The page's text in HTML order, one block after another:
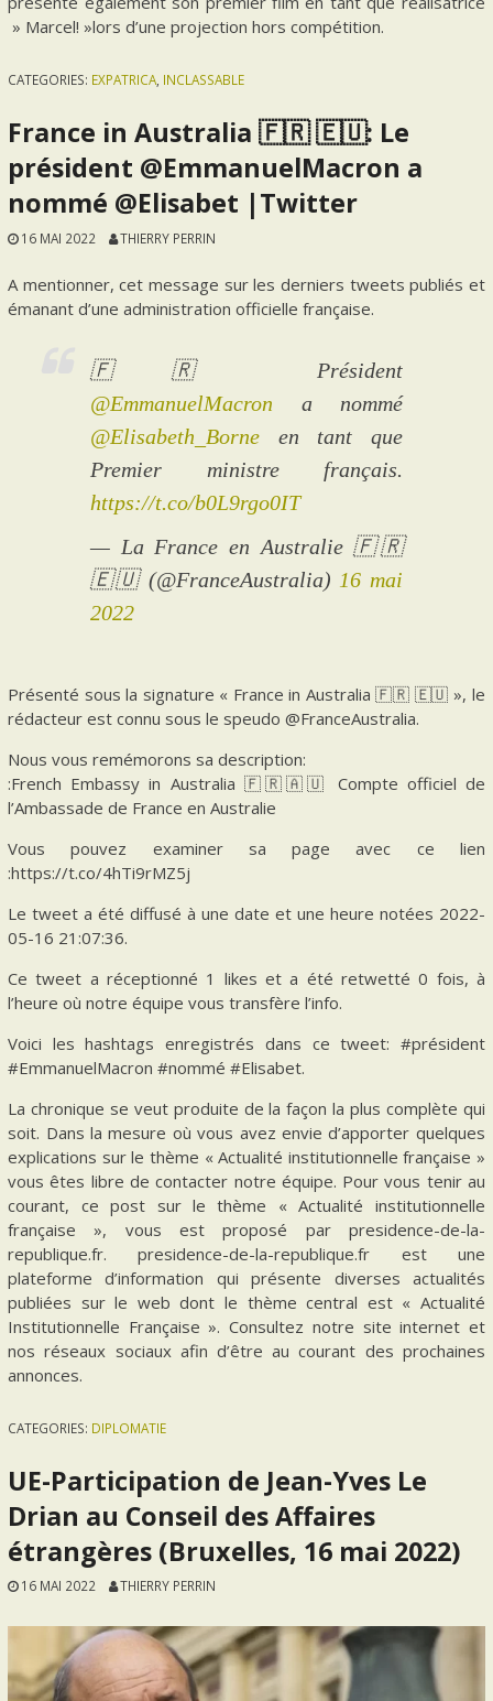
» Marcel! »lors d’une projection hors compétition.
CATEGORIES: EXPATRICA INCLASSABLE
France in Australia 🇫🇷 🇪🇺: Le
président @EmmanuelMacron a
nommé @Elisabet |Twitter
16 MAI 2022 THIERRY PERRIN
A mentionner, cet message sur les derniers tweets publiés et
émanant d’une administration officielle française.
🇫🇷 Président
@EmmanuelMacron a nommé
@Elisabeth_Borne en tant que
Premier ministre français.
https://t.co/b0L9rgo0IT
— La France en Australie 🇫🇷
🇪🇺 (@FranceAustralia) 16 mai
2022
Présenté sous la signature « France in Australia 🇫🇷 🇪🇺 », le
rédacteur est connu sous le speudo @FranceAustralia.
Nous vous remémorons sa description:
:French Embassy in Australia 🇫🇷🇦🇺 Compte officiel de
l’Ambassade de France en Australie
Vous pouvez examiner sa page avec ce lien
:https://t.co/4hTi9rMZ5j
Le tweet a été diffusé à une date et une heure notées 2022-
05-16 21:07:36.
Ce tweet a réceptionné 1 likes et a été retwetté 0 fois, à
l’heure où notre équipe vous transfère l’info.
Voici les hashtags enregistrés dans ce tweet: #président
#EmmanuelMacron #nommé #Elisabet.
La chronique se veut produite de la façon la plus complète qui
soit. Dans la mesure où vous avez envie d’apporter quelques
explications sur le thème « Actualité institutionnelle française »
vous êtes libre de contacter notre équipe. Pour vous tenir au
courant, ce post sur le thème « Actualité institutionnelle
française », vous est proposé par presidence-de-la-
republique.fr. presidence-de-la-republique.fr est une
plateforme d’information qui présente diverses actualités
publiées sur le web dont le thème central est « Actualité
Institutionnelle Française ». Consultez notre site internet et
nos réseaux sociaux afin d’être au courant des prochaines
annonces.
CATEGORIES: DIPLOMATIE
UE-Participation de Jean-Yves Le
Drian au Conseil des Affaires
étrangères (Bruxelles, 16 mai 2022)
16 MAI 2022 THIERRY PERRIN